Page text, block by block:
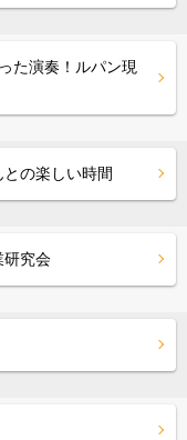
た演奏！ルパン現
の楽しい時間
研究会